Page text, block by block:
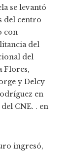
se levantó
del centro
con
del
del
Flores,
y Delcy
en
CNE. . en
ingresó,